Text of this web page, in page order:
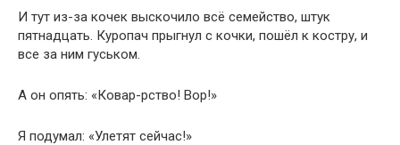
И тут из-за кочек выскочило всё семейство, штук
пятнадцать. Куропач прыгнул с кочки, пошёл к костру, и
все за ним гуськом.
А он опять: «Ковар-рство! Вор!»
Я подумал: «Улетят сейчас!»